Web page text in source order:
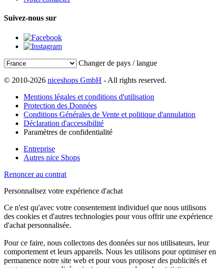
Suivez-nous sur
Changer de pays / langue
© 2010-2026 niceshops GmbH - All rights reserved.
Mentions légales et conditions d'utilisation
Protection des Données
Conditions Générales de Vente et politique d'annulation
Déclaration d'accessibilité
Paramètres de confidentialité
Entreprise
Autres nice Shops
Renoncer au contrat
Personnalisez votre expérience d'achat
Ce n'est qu'avec votre consentement individuel que nous utilisons
des cookies et d'autres technologies pour vous offrir une expérience
d'achat personnalisée.
Pour ce faire, nous collectons des données sur nos utilisateurs, leur
comportement et leurs appareils. Nous les utilisons pour optimiser en
permanence notre site web et pour vous proposer des publicités et